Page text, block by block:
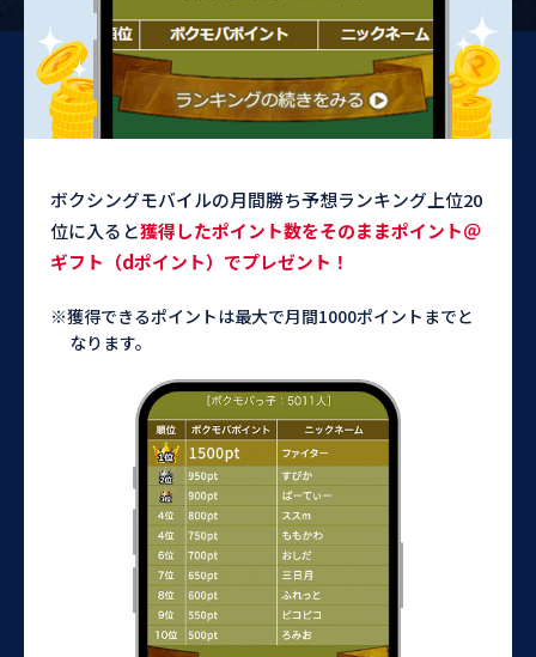
ボクシングモバイルの月間勝ち予想ランキング上位20
位に入ると獲得したポイント数をそのままポイント＠
ギフト（dポイント）でプレゼント！
※獲得できるポイントは最大で月間1000ポイントまでと
なります。